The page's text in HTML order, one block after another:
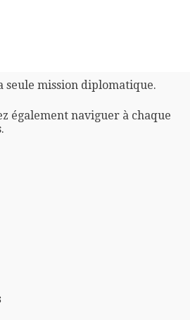
seule mission diplomatique.
également naviguer à chaque